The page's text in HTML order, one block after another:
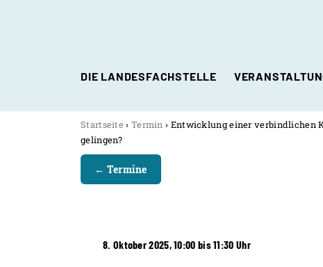
DIE LANDESFACHSTELLE
Themen der Landesfachstelle Familie und
Förderprojekte und Studien
Vernetzung
Startseite › Termin › Entwicklung einer verbindlichen
gelingen?
← Termine
8. Oktober 2025, 10:00 bis 11:30 Uhr